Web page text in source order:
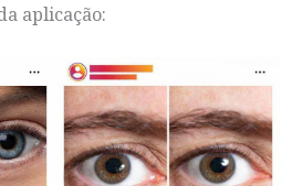
aplicação: